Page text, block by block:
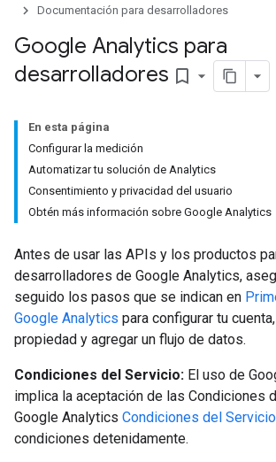
Documentación para desarrolladores
Google Analytics para
desarrolladores bookmark_border
En esta página
Configurar la medición
Automatizar tu solución de Analytics
Consentimiento y privacidad del usuario
Obtén más información sobre Google Analytics
Antes de usar las APIs y los productos
desarrolladores de Google Analytics,
seguido los pasos que se indican en
Google Analytics para configurar tu
propiedad y agregar un flujo de datos.
Condiciones del Servicio: El uso de
implica la aceptación de las Condiciones
Google Analytics Condiciones del Servicio
condiciones detenidamente.